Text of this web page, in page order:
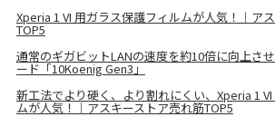
Xperia 1 VI 用ガラス保護フィルムが人気！｜ア
TOP5
通常のギガビットLANの速度を約10倍に向上さ
ード「10Koenig Gen3」
新工法でより硬く、より割れにくい、Xperia 1
ムが人気！｜アスキーストア売れ筋TOP5